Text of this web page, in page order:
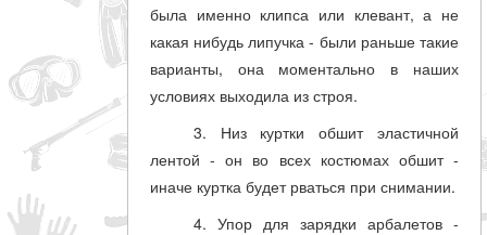
была именно клипса или клевант, а не
какая нибудь липучка - были раньше такие
варианты, она моментально в наших
условиях выходила из строя.
3. Низ куртки обшит эластичной
лентой - он во всех костюмах обшит -
иначе куртка будет рваться при снимании.
4. Упор для зарядки арбалетов -